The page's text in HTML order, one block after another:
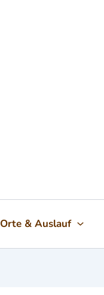
Orte & Auslauf